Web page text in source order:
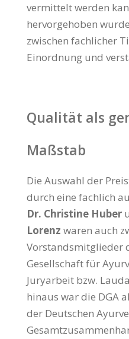
vermittelt werden
hervorgehoben
zwischen fachlicher
Einordnung und
Qualität als
Maßstab
Die Auswahl der
durch eine fachlich
Dr. Christine Huber
Lorenz waren auch
Vorstandsmitglieder
Gesellschaft für
Juryarbeit bzw.
hinaus war die DGA
der Deutschen